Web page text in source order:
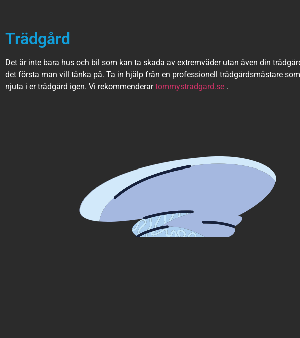
Trädgård
Det är inte bara hus och bil som kan ta skada av extremväder utan även din
det första man vill tänka på. Ta in hjälp från en professionell trädgårdsmästare
njuta i er trädgård igen. Vi rekommenderartommystradgard.se .